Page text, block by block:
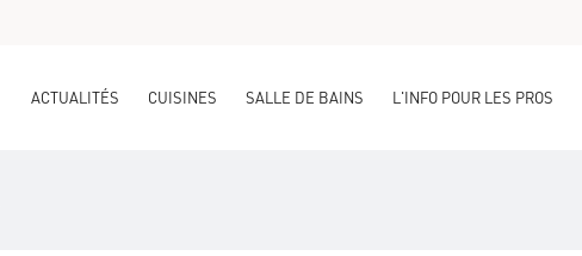
ACTUALITÉS CUISINES SALLE DE BAINS L'INFO POUR LES PROS